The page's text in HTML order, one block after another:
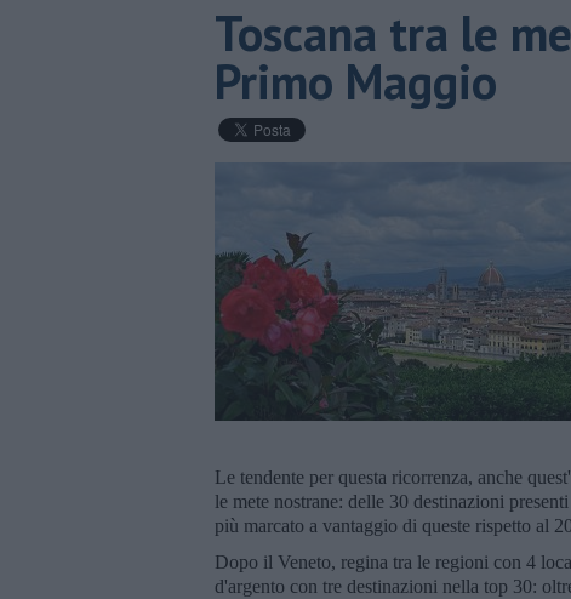
Toscana tra le
Primo Maggio
Le tendente per questa ricorrenza, anche
le mete nostrane: delle 30 destinazioni
più marcato a vantaggio di queste rispetto al
Dopo il Veneto, regina tra le regioni con 4
d'argento con tre destinazioni nella top 30: